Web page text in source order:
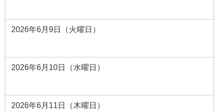
2026年6月9日（火曜日）
2026年6月10日（水曜日）
2026年6月11日（木曜日）